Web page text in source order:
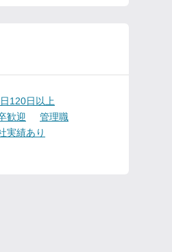
120日以上
歓迎
管理職
実績あり